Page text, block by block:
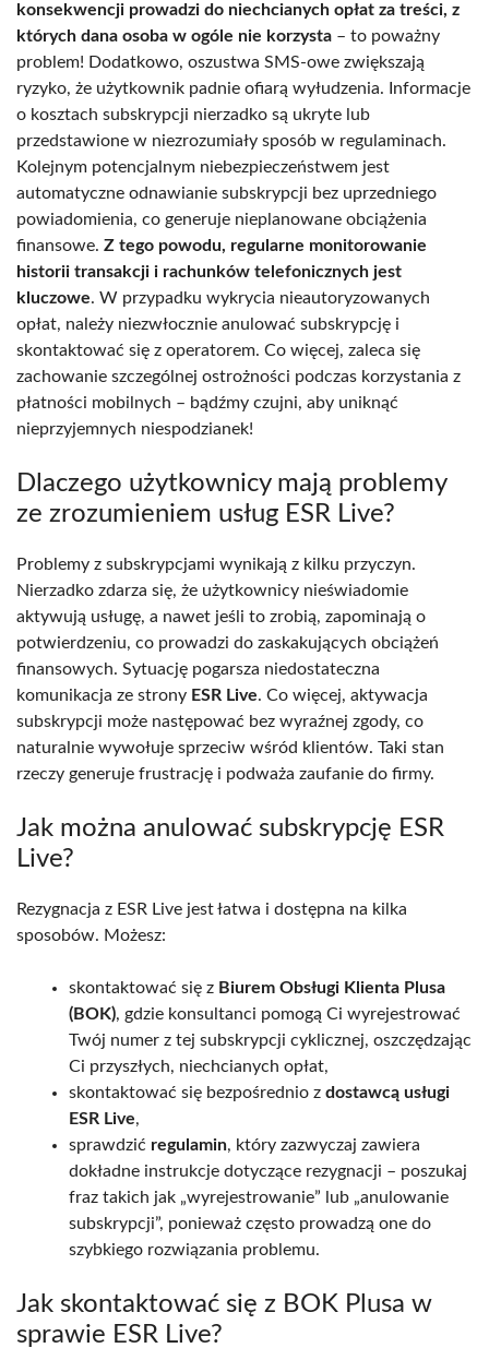
konsekwencji prowadzi do niechcianych opłat za treści, z
których dana osoba w ogóle nie korzysta – to poważny
problem! Dodatkowo, oszustwa SMS-owe zwiększają
ryzyko, że użytkownik padnie ofiarą wyłudzenia. Informacje
o kosztach subskrypcji nierzadko są ukryte lub
przedstawione w niezrozumiały sposób w regulaminach.
Kolejnym potencjalnym niebezpieczeństwem jest
automatyczne odnawianie subskrypcji bez uprzedniego
powiadomienia, co generuje nieplanowane obciążenia
finansowe. Z tego powodu, regularne monitorowanie
historii transakcji i rachunków telefonicznych jest
kluczowe. W przypadku wykrycia nieautoryzowanych
opłat, należy niezwłocznie anulować subskrypcję i
skontaktować się z operatorem. Co więcej, zaleca się
zachowanie szczególnej ostrożności podczas korzystania z
płatności mobilnych – bądźmy czujni, aby uniknąć
nieprzyjemnych niespodzianek!
Dlaczego użytkownicy mają problemy
ze zrozumieniem usług ESR Live?
Problemy z subskrypcjami wynikają z kilku przyczyn.
Nierzadko zdarza się, że użytkownicy nieświadomie
aktywują usługę, a nawet jeśli to zrobią, zapominają o
potwierdzeniu, co prowadzi do zaskakujących obciążeń
finansowych. Sytuację pogarsza niedostateczna
komunikacja ze strony ESR Live. Co więcej, aktywacja
subskrypcji może następować bez wyraźnej zgody, co
naturalnie wywołuje sprzeciw wśród klientów. Taki stan
rzeczy generuje frustrację i podważa zaufanie do firmy.
Jak można anulować subskrypcję ESR
Live?
Rezygnacja z ESR Live jest łatwa i dostępna na kilka
sposobów. Możesz:
skontaktować się z Biurem Obsługi Klienta Plusa
(BOK), gdzie konsultanci pomogą Ci wyrejestrować
Twój numer z tej subskrypcji cyklicznej, oszczędzając
Ci przyszłych, niechcianych opłat,
skontaktować się bezpośrednio z dostawcą usługi
ESR Live,
sprawdzić regulamin, który zazwyczaj zawiera
dokładne instrukcje dotyczące rezygnacji – poszukaj
fraz takich jak „wyrejestrowanie” lub „anulowanie
subskrypcji”, ponieważ często prowadzą one do
szybkiego rozwiązania problemu.
Jak skontaktować się z BOK Plusa w
sprawie ESR Live?